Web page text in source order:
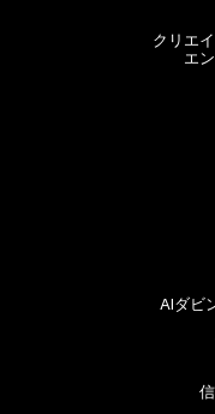
クリエ
エ
AIダビ